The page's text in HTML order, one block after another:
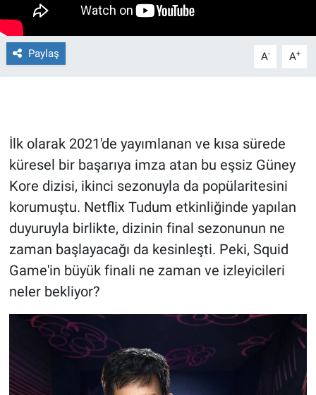
Paylaş A- A+
İlk olarak 2021'de yayımlanan ve kısa sürede
küresel bir başarıya imza atan bu eşsiz Güney
Kore dizisi, ikinci sezonuyla da popülaritesini
korumuştu. Netflix Tudum etkinliğinde yapılan
duyuruyla birlikte, dizinin final sezonunun ne
zaman başlayacağı da kesinleşti. Peki, Squid
Game'in büyük finali ne zaman ve izleyicileri
neler bekliyor?
Gün Ortası
Gündem Özel
İlan
Kimdir
Koronavirüs
Kültür Sanat
Ne demişti
Nedir